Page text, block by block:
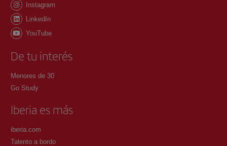
Instagram
LinkedIn
YouTube
De tu interés
Menores de 30
Go Study
Iberia es más
iberia.com
Talento a bordo